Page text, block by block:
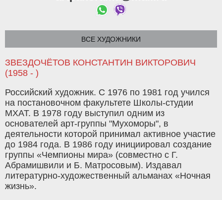
ВСЕ ХУДОЖНИКИ
ЗВЕЗДОЧЁТОВ КОНСТАНТИН ВИКТОРОВИЧ
(1958 - )
Российский художник. С 1976 по 1981 год учился
на постановочном факультете Школы-студии
МХАТ. В 1978 году выступил одним из
основателей арт-группы "Мухоморы", в
деятельности которой принимал активное участие
до 1984 года. В 1986 году инициировал создание
группы «Чемпионы мира» (совместно с Г.
Абрамишвили и Б. Матросовым). Издавал
литературно-художественный альманах «Ночная
жизнь».